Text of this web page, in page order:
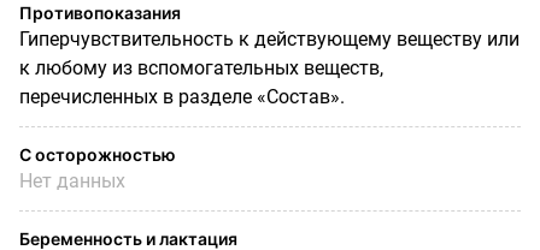
Противопоказания
Гиперчувствительность к действующему веществу или
к любому из вспомогательных веществ,
перечисленных в разделе «Состав».
С осторожностью
Нет данных
Беременность и лактация